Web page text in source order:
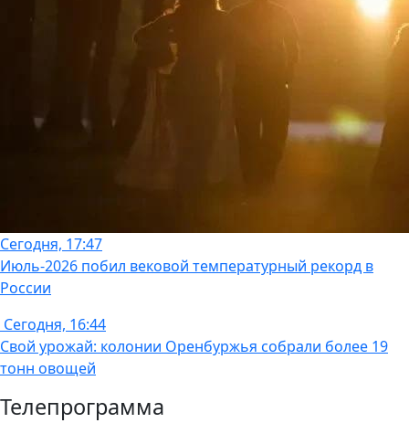
Сегодня, 17:47
Июль-2026 побил вековой температурный рекорд в
России
Сегодня, 16:44
Свой урожай: колонии Оренбуржья собрали более 19
тонн овощей
Телепрограмма